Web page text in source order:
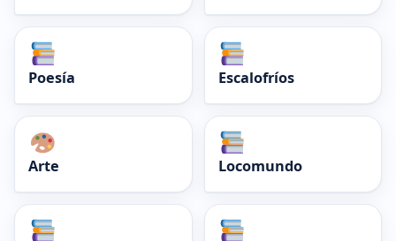
Poesía Escalofríos
Arte Locomundo